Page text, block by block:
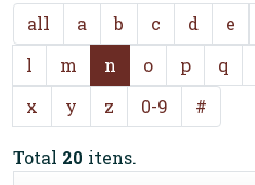
all a b c d e
l
m n o p q
x
y z 0-9 #
Total 20 itens.